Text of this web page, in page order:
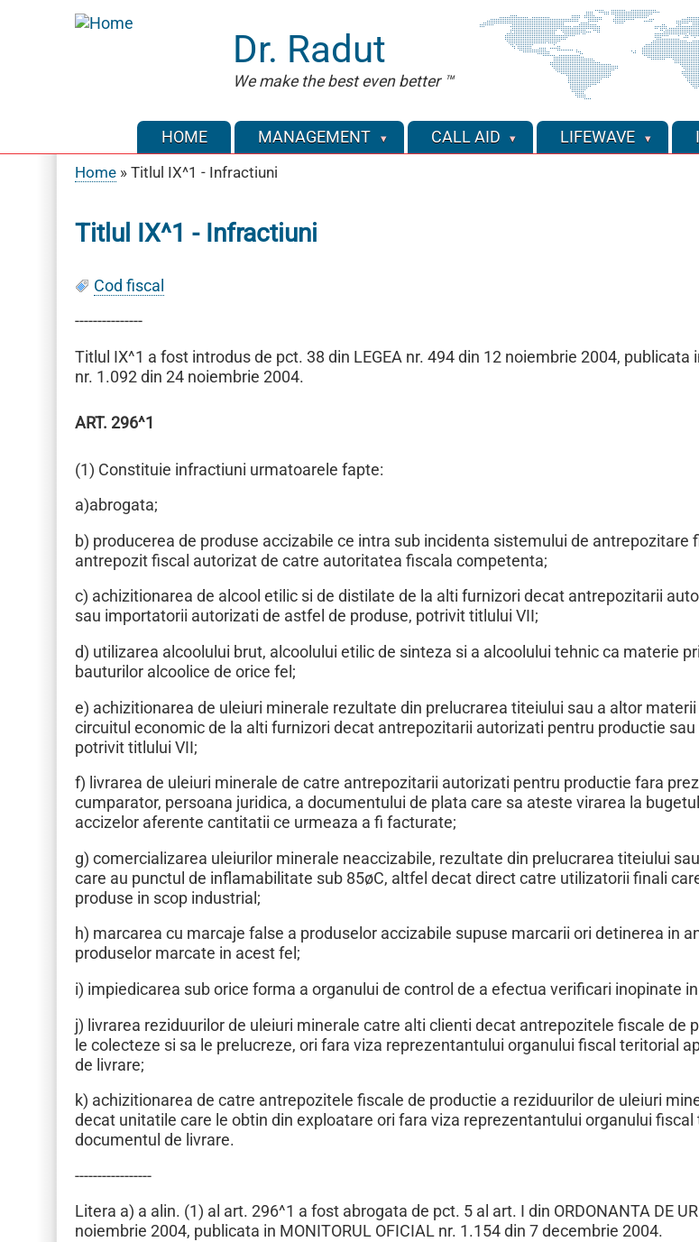
Dr. Radut
We make the best even better ™
HOME MANAGEMENT CALL AID LIFEWAVE
Home Titlul IX^1 - Infractiuni
Titlul IX^1 - Infractiuni
Cod fiscal
---------------
Titlul IX^1 a fost introdus de pct. 38 din LEGEA nr. 494 din 12 noiembrie 2004, publicata
nr. 1.092 din 24 noiembrie 2004.
ART. 296^1
(1) Constituie infractiuni urmatoarele fapte:
a)abrogata;
b) producerea de produse accizabile ce intra sub incidenta sistemului de antrepozitare
antrepozit fiscal autorizat de catre autoritatea fiscala competenta;
c) achizitionarea de alcool etilic si de distilate de la alti furnizori decat antrepozitarii
sau importatorii autorizati de astfel de produse, potrivit titlului VII;
d) utilizarea alcoolului brut, alcoolului etilic de sinteza si a alcoolului tehnic ca materie
bauturilor alcoolice de orice fel;
e) achizitionarea de uleiuri minerale rezultate din prelucrarea titeiului sau a altor
circuitul economic de la alti furnizori decat antrepozitarii autorizati pentru productie
potrivit titlului VII;
f) livrarea de uleiuri minerale de catre antrepozitarii autorizati pentru productie fara
cumparator, persoana juridica, a documentului de plata care sa ateste virarea la
accizelor aferente cantitatii ce urmeaza a fi facturate;
g) comercializarea uleiurilor minerale neaccizabile, rezultate din prelucrarea titeiului
care au punctul de inflamabilitate sub 85øC, altfel decat direct catre utilizatorii finali
produse in scop industrial;
h) marcarea cu marcaje false a produselor accizabile supuse marcarii ori detinerea in
produselor marcate in acest fel;
i) impiedicarea sub orice forma a organului de control de a efectua verificari inopinate
j) livrarea reziduurilor de uleiuri minerale catre alti clienti decat antrepozitele fiscale de
le colecteze si sa le prelucreze, ori fara viza reprezentantului organului fiscal teritorial
de livrare;
k) achizitionarea de catre antrepozitele fiscale de productie a reziduurilor de uleiuri
decat unitatile care le obtin din exploatare ori fara viza reprezentantului organului
documentul de livrare.
-----------------
Litera a) a alin. (1) al art. 296^1 a fost abrogata de pct. 5 al art. I din ORDONANTA DE
noiembrie 2004, publicata in MONITORUL OFICIAL nr. 1.154 din 7 decembrie 2004.